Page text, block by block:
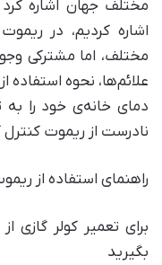
مختلف جهان اشاره
اشاره کردیم، در
مختلف، اما مشترکی
علائم‌ها، نحوه استفاده
دمای خانه‌ی خود را به
نادرست از ریموت
راهنمای استفاده از
برای تعمیر کولر
بگیرید